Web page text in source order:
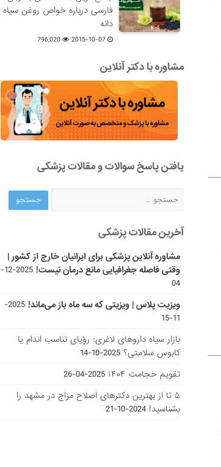
فارسی درباره خواص روغن سیاه
دانه
2015-10-07
796,020
مشاوره با دکتر آنلاین
یافتن پاسخ سوالات و مقالات پزشکی
آخرین مقالات پزشکی
مشاوره آنلاین پزشکی برای ایرانیان خارج از کشور |
وقتی فاصله جغرافیایی مانع درمان نیست!
2025-12-
04
ویزیت پلاس | ویزیتی که سه ماه باز می‌ماند!
2025-
11-15
بازار سیاه داروهای لاغری: رؤیای تناسب اندام یا
کابوس سلامتی؟ 2025-10-14
تقویم حجامت ۱۴۰۴
2025-04-26
۵ تا از بهترین دکتر‌های اصلاح مزاج در مشهد را
بشناسید! 2024-10-21